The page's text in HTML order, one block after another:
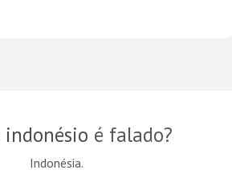
indonésio é falado?
Indonésia.